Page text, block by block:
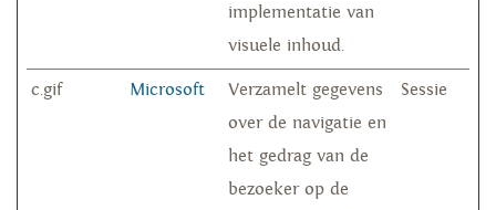
implementatie van
visuele inhoud.
c.gif Microsoft
Verzamelt gegevens
over de navigatie en
het gedrag van de
bezoeker op de
Sessie